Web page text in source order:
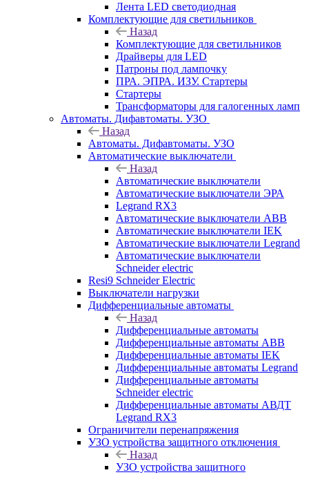
Лента LED светодиодная
Комплектующие для светильников
Назад
Комплектующие для светильников
Драйверы для LED
Патроны под лампочку
ПРА. ЭПРА. ИЗУ. Стартеры
Стартеры
Трансформаторы для галогенных ламп
Автоматы. Дифавтоматы. УЗО
Назад
Автоматы. Дифавтоматы. УЗО
Автоматические выключатели
Назад
Автоматические выключатели
Автоматические выключатели ЭРА
Legrand RX3
Автоматические выключатели ABB
Автоматические выключатели IEK
Автоматические выключатели Legrand
Автоматические выключатели
Schneider electric
Resi9 Schneider Electric
Выключатели нагрузки
Дифференциальные автоматы
Назад
Дифференциальные автоматы
Дифференциальные автоматы ABB
Дифференциальные автоматы IEK
Дифференциальные автоматы Legrand
Дифференциальные автоматы
Schneider electric
Дифференциальные автоматы АВДТ
Legrand RX3
Ограничители перенапряжения
УЗО устройства защитного отключения
Назад
УЗО устройства защитного